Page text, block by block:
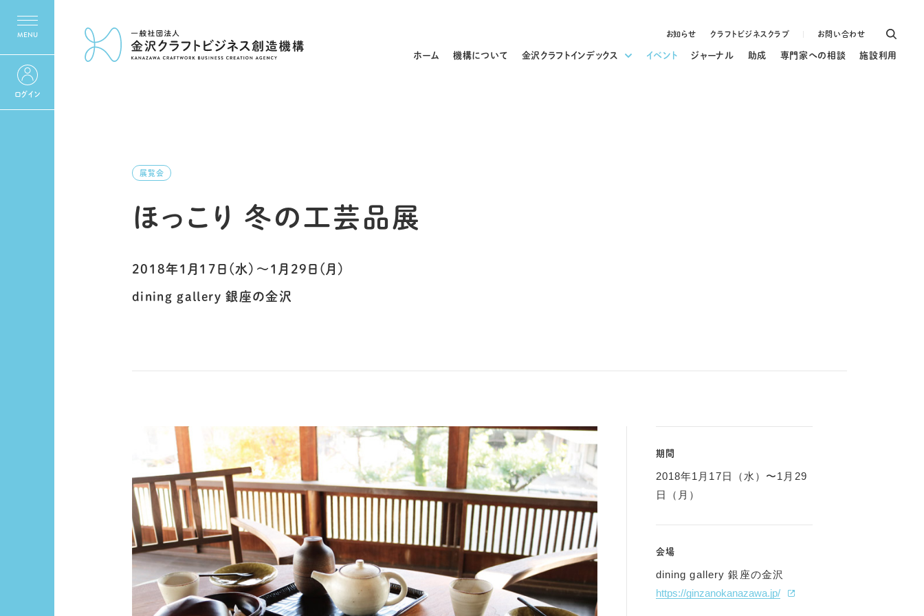
お知らせ クラフトビジネスクラブ お問い合わせ
ホーム 機構について 金沢クラフトインデックス イベント ジャーナル 助成 専門家への相談 施設利用
ログイン
ほっこり 冬の工芸品展
展覧会
2018年1月17日（水）〜1月29日（月）
dining gallery 銀座の金沢
期間
2018年1月17日（水）〜1月29
日（月）
会場
dining gallery 銀座の金沢
https://ginzanokanazawa.jp/